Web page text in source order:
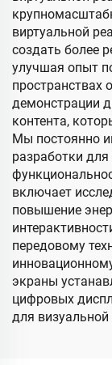
виртуальной
создать более
улучшая опыт
пространствах
демонстрации
контента,
Мы постоянно
разработки
включает
повышение
передовому
экраны
цифровых
для